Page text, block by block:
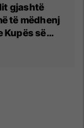
gjashtë
të mëdhenj
Kupës së
i dyti